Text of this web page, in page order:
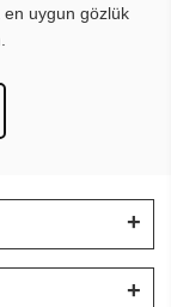
en uygun gözlük